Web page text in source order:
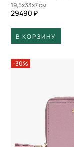
19,5x33x7 см
29490 ₽
В КОРЗИНУ
-30%